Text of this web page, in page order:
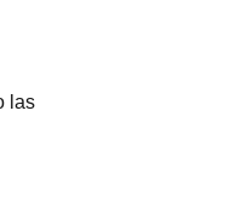
las